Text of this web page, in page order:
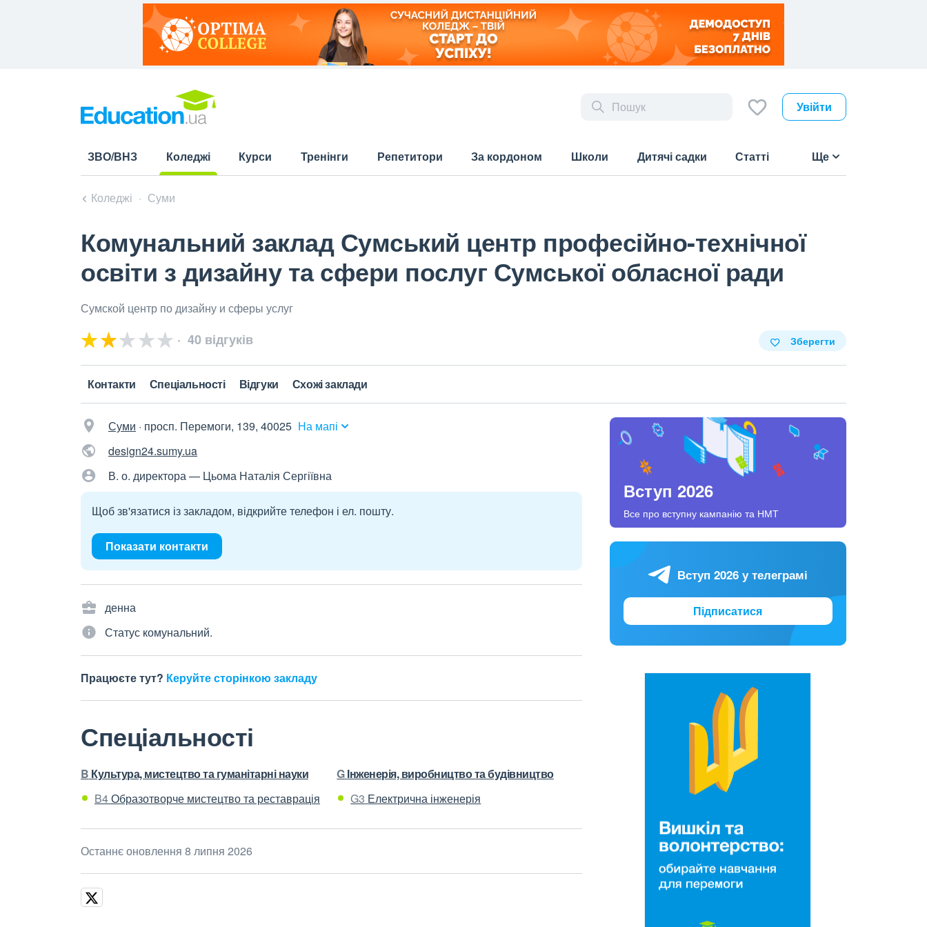
Увійти
ЗВО/ВНЗ
Коледжі
Курси Тренінги Репетитори За кордоном Школи Дитячі садки Статті Ще
Коледжі Суми
Комунальний заклад Сумський центр професійно-технічної
освіти з дизайну та сфери послуг Сумської обласної ради
Сумской центр по дизайну и сферы услуг
40 відгуків Зберегти
Контакти Спеціальності Відгуки Схожі заклади
Суми · просп. Перемоги, 139, 40025 На мапі
design24.sumy.ua
В. о. директора — Цьома Наталія Сергіївна
Щоб зв'язатися із закладом, відкрийте телефон і ел. пошту.
Показати контакти
денна
Статус комунальний.
Працюєте тут? Керуйте сторінкою закладу
Спеціальності
B Культура, мистецтво та гуманітарні науки
B4Образотворче мистецтво та реставрація
GІнженерія, виробництво та будівництво
G3 Електрична інженерія
Останнє оновлення 8 липня 2026
Вступ 2026
Все про вступну кампанію та НМТ
Вступ 2026 у телеграмі
Підписатися